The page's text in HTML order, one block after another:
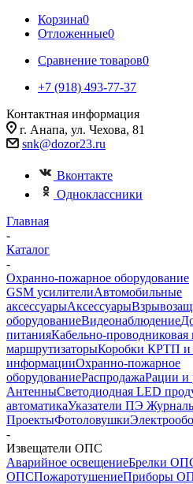
Корзина0
Отложенные0
Сравнение товаров0
+7 (918) 493-77-37
Контактная информация
г. Анапа, ул. Чехова, 81
snk@dozor23.ru
Вконтакте
Одноклассники
Главная
-
Каталог
-
Охранно-пожарное оборудование
GSM усилителиАвтомобильные
аксессуарыАксессуары
оборудованиеВидеонаблюдение
питанияКабельно-проводниковая
маршрутизаторыКоробки КРТП
информацииОхранно-пожарное
оборудованиеРаспродажаРации и
АнтенныСветодиодная LED
автоматикаУказатели ПЭ
ПроектыФотоловушки
-
Извещатели ОПС
Аварийное освещениеБрелки
ОПСПожаротушениеПриборы